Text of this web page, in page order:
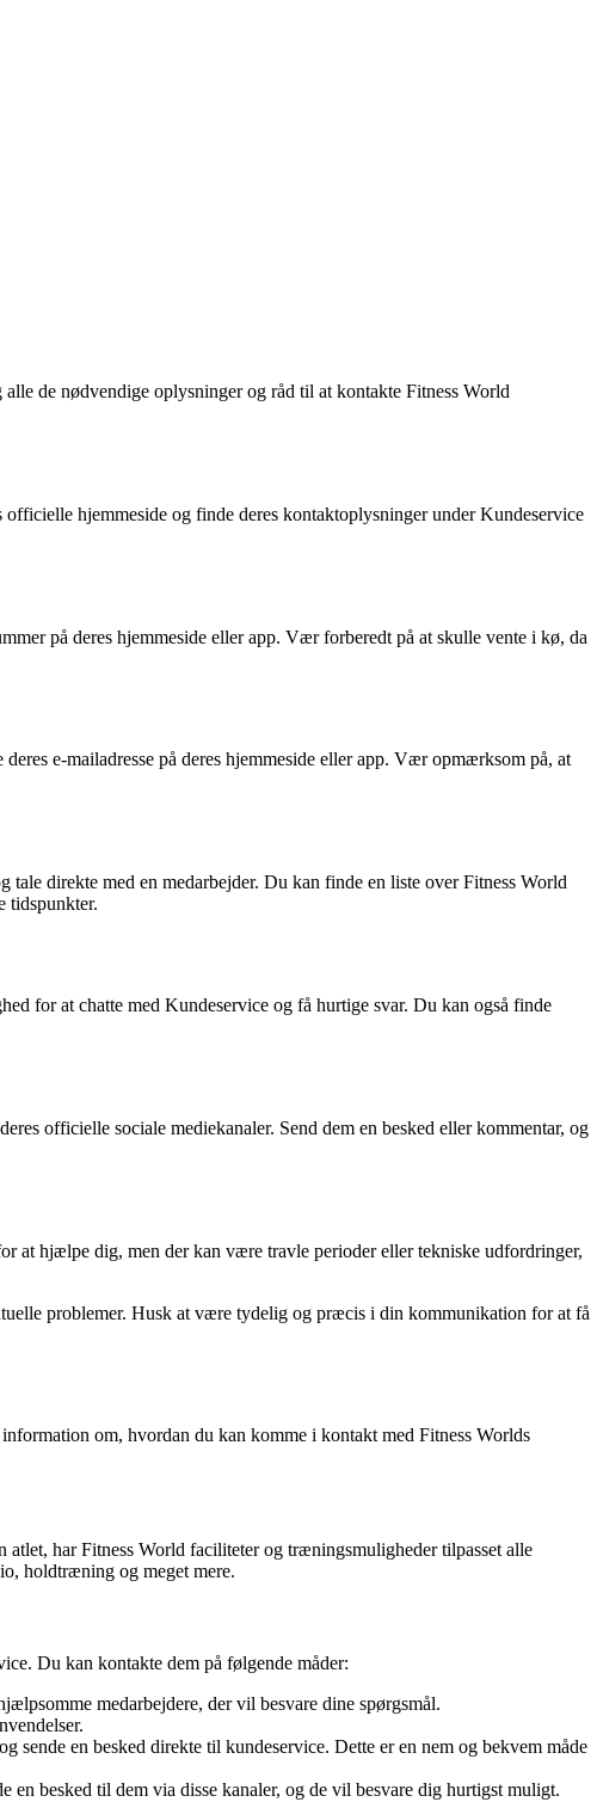
de nødvendige oplysninger og råd til at kontakte Fitness World
hjemmeside og finde deres kontaktoplysninger under Kundeservice
på deres hjemmeside eller app. Vær forberedt på at skulle vente i kø, da
e-mailadresse på deres hjemmeside eller app. Vær opmærksom på, at
direkte med en medarbejder. Du kan finde en liste over Fitness World
tidspunkter.
for at chatte med Kundeservice og få hurtige svar. Du kan også finde
officielle sociale mediekanaler. Send dem en besked eller kommentar, og
at hjælpe dig, men der kan være travle perioder eller tekniske udfordringer,
problemer. Husk at være tydelig og præcis i din kommunikation for at få
om, hvordan du kan komme i kontakt med Fitness Worlds
atlet, har Fitness World faciliteter og træningsmuligheder tilpasset alle
holdtræning og meget mere.
Du kan kontakte dem på følgende måder:
medarbejdere, der vil besvare dine spørgsmål.
en besked direkte til kundeservice. Dette er en nem og bekvem måde
besked til dem via disse kanaler, og de vil besvare dig hurtigst muligt.